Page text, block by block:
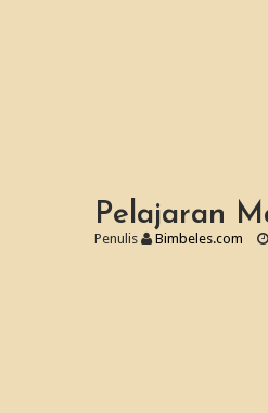
Pelajaran
Penulis Bimbeles.com